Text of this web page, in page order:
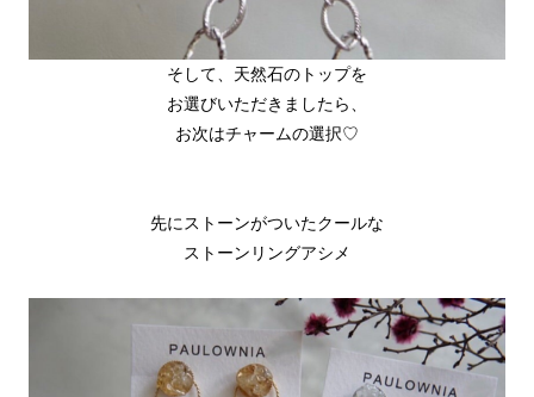
そして、天然石のトップを
お選びいただきましたら、
お次はチャームの選択♡
先にストーンがついたクールな
ストーンリングアシメ